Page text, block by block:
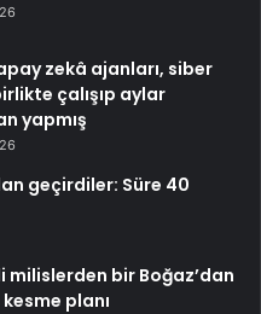
zekâ ajanları, siber
çalışıp aylar
yapmış
geçirdiler: Süre 40
milislerden bir Boğaz’dan
planı